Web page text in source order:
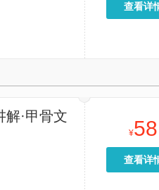
查看详
解·甲骨文
¥58
查看详